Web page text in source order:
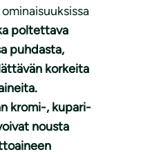
poltettava
puhdasta,
korkeita
kromi-, kupari-
nousta